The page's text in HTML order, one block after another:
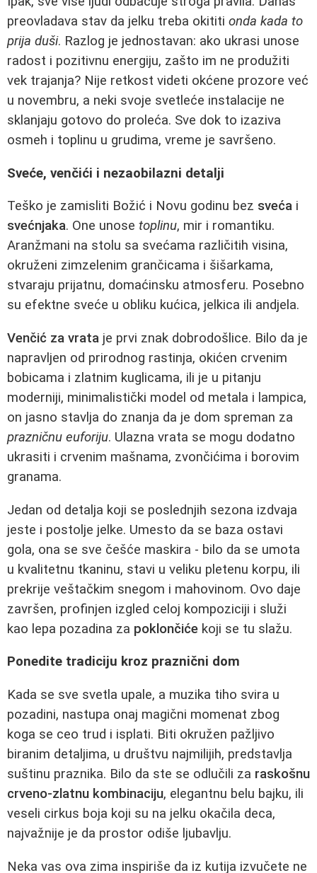
preovladava stav da jelku treba okititi onda kada to
prija duši. Razlog je jednostavan: ako ukrasi unose
radost i pozitivnu energiju, zašto im ne produžiti
vek trajanja? Nije retkost videti okćene prozore već
u novembru, a neki svoje svetleće instalacije ne
sklanjaju gotovo do proleća. Sve dok to izaziva
osmeh i toplinu u grudima, vreme je savršeno.
Sveće, venčići i nezaobilazni detalji
Teško je zamisliti Božić i Novu godinu bez sveća i
svećnjaka. One unose toplinu, mir i romantiku.
Aranžmani na stolu sa svećama različitih visina,
okruženi zimzelenim grančicama i šišarkama,
stvaraju prijatnu, domaćinsku atmosferu. Posebno
su efektne sveće u obliku kućica, jelkica ili andjela.
Venčić za vrata je prvi znak dobrodošlice. Bilo da je
napravljen od prirodnog rastinja, okićen crvenim
bobicama i zlatnim kuglicama, ili je u pitanju
moderniji, minimalistički model od metala i lampica,
on jasno stavlja do znanja da je dom spreman za
prazničnu euforiju. Ulazna vrata se mogu dodatno
ukrasiti i crvenim mašnama, zvončićima i borovim
granama.
Jedan od detalja koji se poslednjih sezona izdvaja
jeste i postolje jelke. Umesto da se baza ostavi
gola, ona se sve češće maskira - bilo da se umota
u kvalitetnu tkaninu, stavi u veliku pletenu korpu, ili
prekrije veštačkim snegom i mahovinom. Ovo daje
završen, profinjen izgled celoj kompoziciji i služi
kao lepa pozadina za poklončiće koji se tu slažu.
Ponedite tradiciju kroz praznični dom
Kada se sve svetla upale, a muzika tiho svira u
pozadini, nastupa onaj magični momenat zbog
koga se ceo trud i isplati. Biti okružen pažljivo
biranim detaljima, u društvu najmilijih, predstavlja
suštinu praznika. Bilo da ste se odlučili za raskošnu
crveno-zlatnu kombinaciju, elegantnu belu bajku, ili
veseli cirkus boja koji su na jelku okačila deca,
najvažnije je da prostor odiše ljubavlju.
Neka vas ova zima inspiriše da iz kutija izvučete ne